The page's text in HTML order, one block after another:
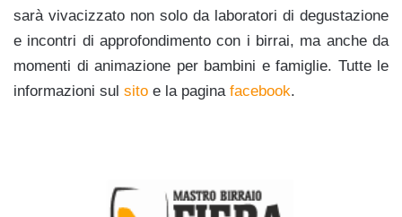
sarà vivacizzato non solo da laboratori di degustazione
e incontri di approfondimento con i birrai, ma anche da
momenti di animazione per bambini e famiglie. Tutte le
informazioni sul sito e la paginafacebook.